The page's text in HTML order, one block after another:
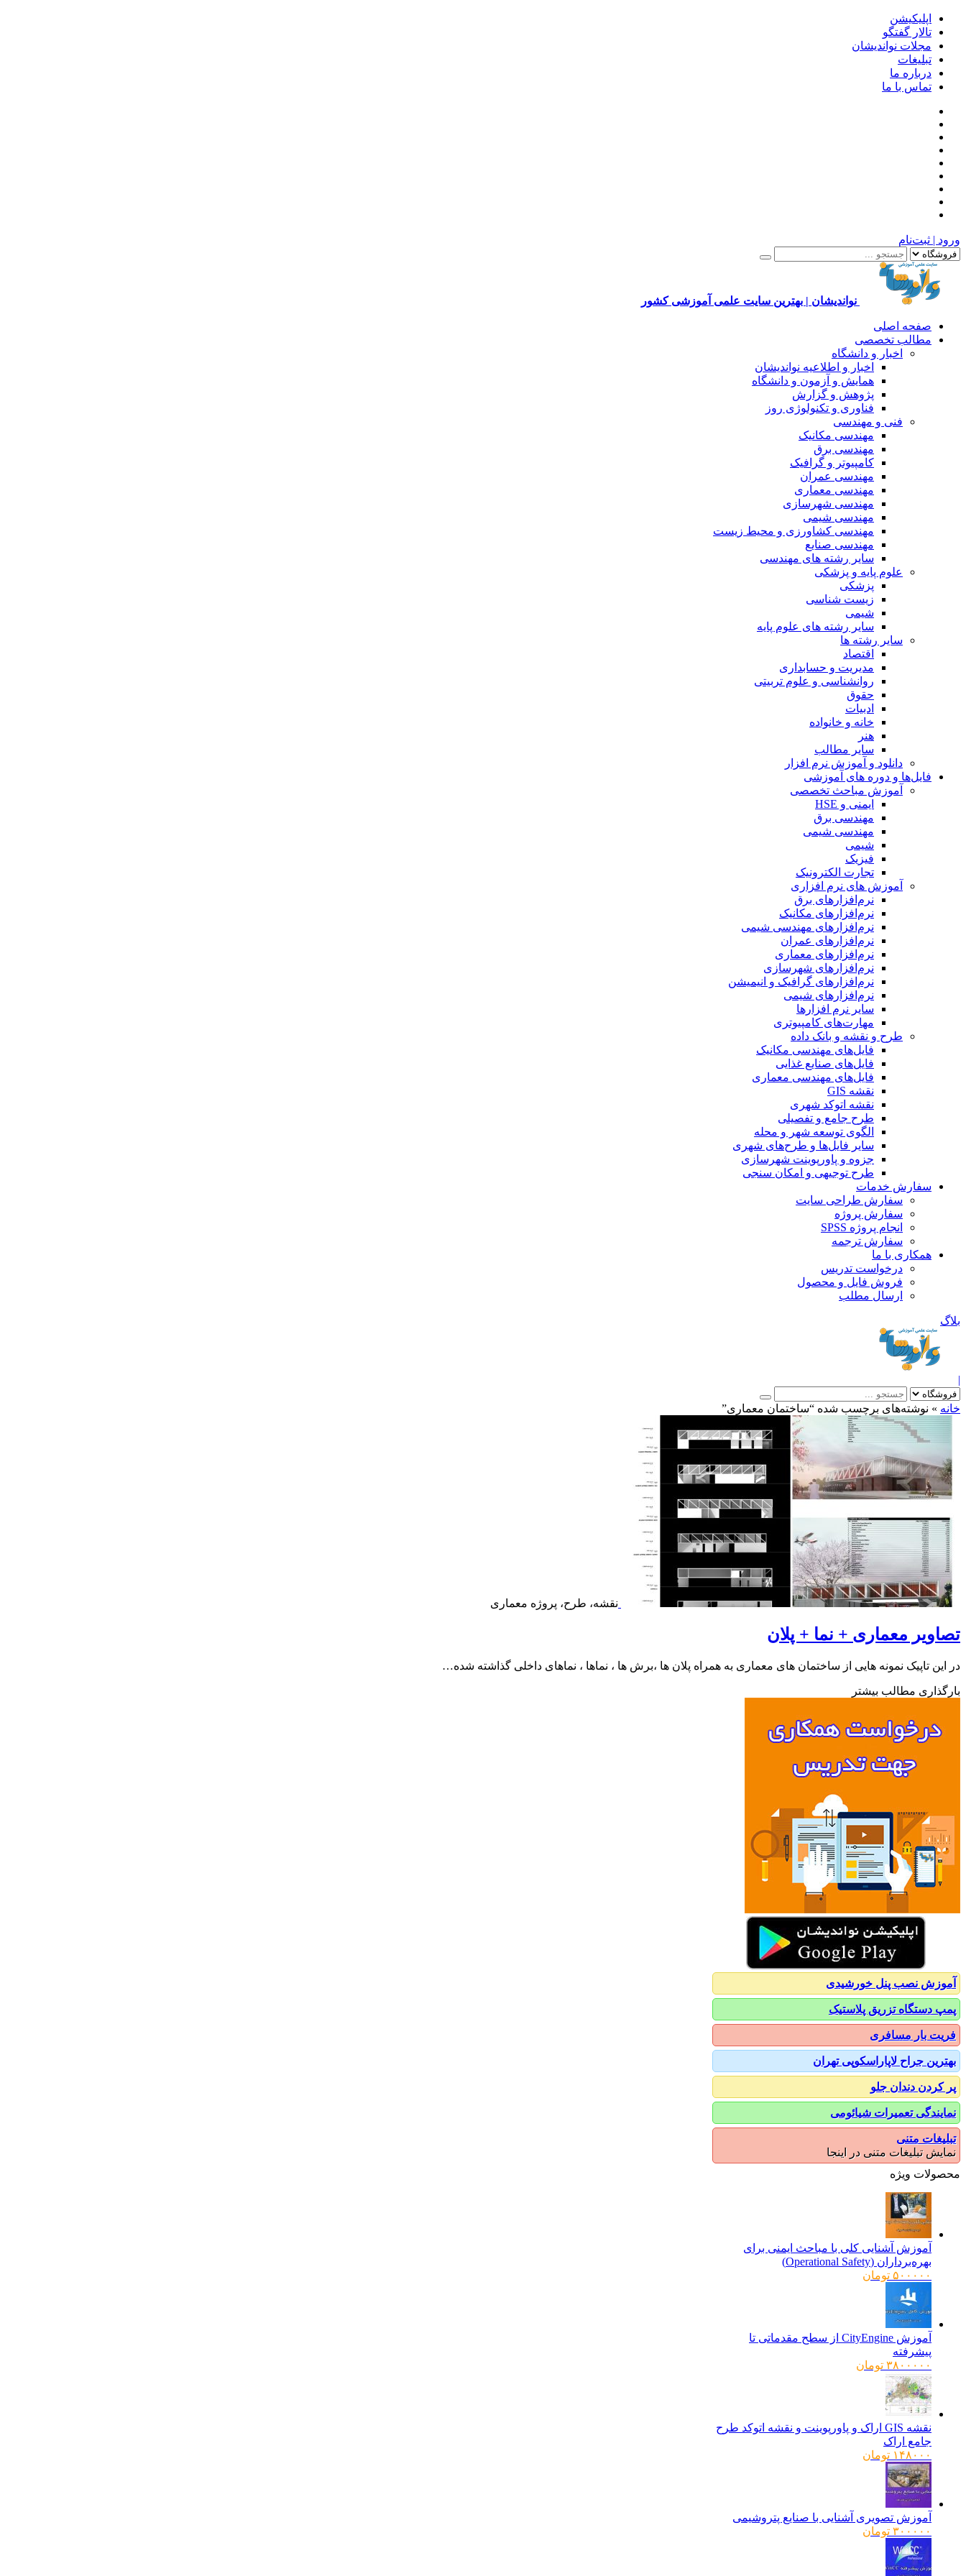
اپلیکیشن
تالار گفتگو
مجلات نواندیشان
تبلیغات
درباره ما
تماس با ما
ورود | ثبت‌نام
نواندیشان | بهترین سایت علمی آموزشی کشور
صفحه اصلی
مطالب تخصصی
اخبار و دانشگاه
اخبار و اطلاعیه نواندیشان
همایش و آزمون و دانشگاه
پژوهش و گزارش
فناوری و تکنولوژی روز
فنی و مهندسی
مهندسی مکانیک
مهندسی برق
کامپیوتر و گرافیک
مهندسی عمران
مهندسی معماری
مهندسی شهرسازی
مهندسی شیمی
مهندسی کشاورزی و محیط زیست
مهندسی صنایع
سایر رشته های مهندسی
علوم پایه و پزشکی
پزشکی
زیست شناسی
شیمی
سایر رشته های علوم پایه
سایر رشته ها
اقتصاد
مدیریت و حسابداری
روانشناسی و علوم تربیتی
حقوق
ادبیات
خانه و خانواده
هنر
سایر مطالب
دانلود و آموزش نرم افزار
فایل‌ها و دوره های آموزشی
آموزش مباحث تخصصی
ایمنی و HSE
مهندسی برق
مهندسی شیمی
شیمی
فیزیک
تجارت الکترونیک
آموزش های نرم افزاری
نرم‌افزارهای برق
نرم‌افزارهای مکانیک
نرم‌افزارهای مهندسی شیمی
نرم‌افزارهای عمران
نرم‌افزارهای معماری
نرم‌افزارهای شهرسازی
نرم‌افزارهای گرافیک و انیمیشن
نرم‌افزارهای شیمی
سایر نرم افزارها
مهارت‌های کامپیوتری
طرح و نقشه و بانک داده
فایل‌های مهندسی مکانیک
فایل‌های صنایع غذایی
فایل‌های مهندسی معماری
نقشه GIS
نقشه اتوکد شهری
طرح جامع و تفصیلی
الگوی توسعه شهر و محله
سایر فایل‌ها و طرح‌های شهری
جزوه و پاورپوینت شهرسازی
طرح توجیهی و امکان سنجی
سفارش خدمات
سفارش طراحی سایت
سفارش پروژه
انجام پروژه SPSS
سفارش ترجمه
همکاری با ما
درخواست تدریس
فروش فایل و محصول
ارسال مطلب
بلاگ
|
خانه » نوشته‌های برچسب شده “ساختمان معماری”
نقشه، طرح، پروژه معماری
تصاویر معماری + نما + پلان
در این تاپیک نمونه هایی از ساختمان های معماری به همراه پلان ها ،برش ها ، نماها ، نماهای داخلی گذاشته شده…
بارگذاری مطالب بیشتر
آموزش نصب پنل خورشیدی
پمپ دستگاه تزریق پلاستیک
فریت بار مسافری
بهترین جراح لاپاراسکوپی تهران
پر کردن دندان جلو
نمایندگی تعمیرات شیائومی
تبلیغات متنی
نمایش تبلیغات متنی در اینجا
محصولات ویژه
آموزش آشنایی کلی با مباحث ایمنی برای
بهره‌برداران (Operational Safety)
۵۰۰۰۰۰ تومان
آموزش CityEngine از سطح مقدماتی تا
پیشرفته
۳۸۰۰۰۰۰ تومان
نقشه GIS اراک و پاورپوینت و نقشه اتوکد طرح
جامع اراک
۱۴۸۰۰۰ تومان
آموزش تصویری آشنایی با صنایع پتروشیمی
۳۰۰۰۰۰ تومان